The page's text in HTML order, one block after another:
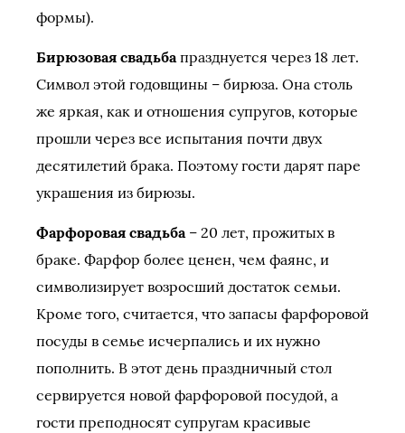
формы).
Бирюзовая свадьбапразднуется через 18 лет.
Символ этой годовщины – бирюза. Она столь
же яркая, как и отношения супругов, которые
прошли через все испытания почти двух
десятилетий брака. Поэтому гости дарят паре
украшения из бирюзы.
Фарфоровая свадьба– 20 лет, прожитых в
браке. Фарфор более ценен, чем фаянс, и
символизирует возросший достаток семьи.
Кроме того, считается, что запасы фарфоровой
посуды в семье исчерпались и их нужно
пополнить. В этот день праздничный стол
сервируется новой фарфоровой посудой, а
гости преподносят супругам красивые